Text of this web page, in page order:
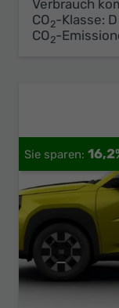
Verbrauch
CO2-Klasse: D
CO2-